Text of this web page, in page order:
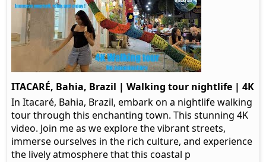
ITACARÉ, Bahia, Brazil | Walking tour nightlife | 4K
In Itacaré, Bahia, Brazil, embark on a nightlife walking
tour through this enchanting town. This stunning 4K
video. Join me as we explore the vibrant streets,
immerse ourselves in the rich culture, and experience
the lively atmosphere that this coastal p